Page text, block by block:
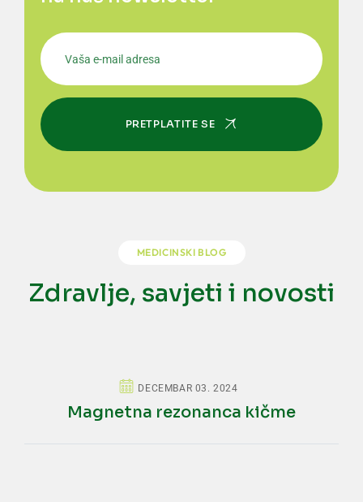
PRETPLATITE SE
MEDICINSKI BLOG
Zdravlje, savjeti i novosti
DECEMBAR 03. 2024
Magnetna rezonanca kičme